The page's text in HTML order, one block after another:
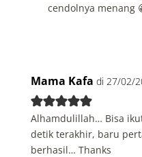
cendolnya menang
Mama Kafa di 27/02/
Alhamdulillah… Bisa
detik terakhir, baru
berhasil… Thanks